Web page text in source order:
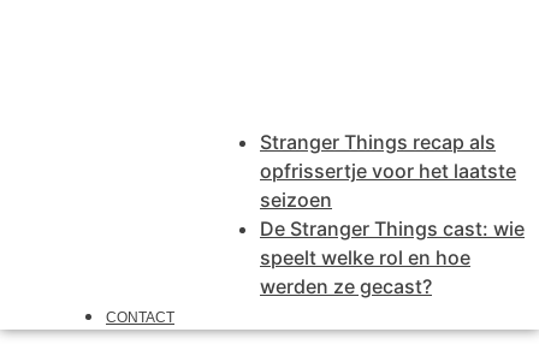
Stranger Things recap als
opfrissertje voor het laatste
seizoen
De Stranger Things cast: wie
speelt welke rol en hoe
werden ze gecast?
CONTACT